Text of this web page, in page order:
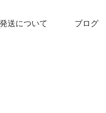
発送について ブログ